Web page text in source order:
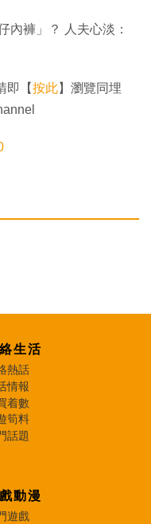
內褲」？ 人夫心淡：
即【按此】瀏覽同埋
生活
熱話
情報
着數
筍料
話題
動漫
遊戲